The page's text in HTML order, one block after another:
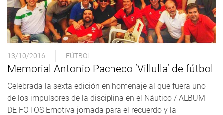
13/10/2016 FÚTBOL
Memorial Antonio Pacheco ‘Villulla’ de fútbol
Celebrada la sexta edición en homenaje al que fuera uno
de los impulsores de la disciplina en el Náutico / ALBUM
DE FOTOS Emotiva jornada para el recuerdo y la